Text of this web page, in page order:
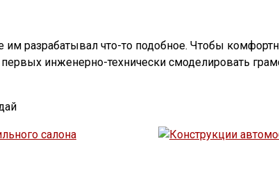
разрабатывал что-то подобное. Чтобы
инженерно-технически смоделировать